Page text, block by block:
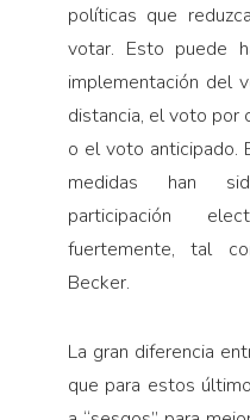
políticas que
votar. Esto puede
implementación del
distancia, el voto por
o el voto anticipado.
medidas han
participación
fuertemente, tal
Becker.
La gran diferencia
que para estos